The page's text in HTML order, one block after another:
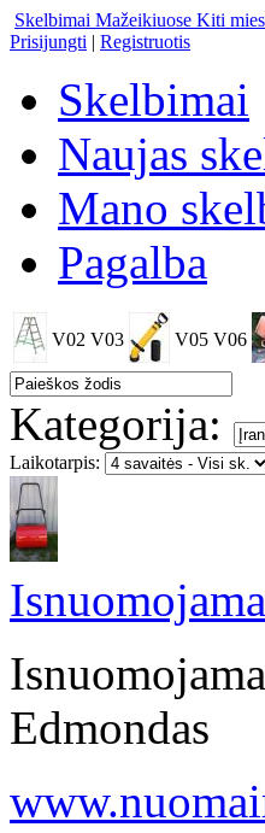
Skelbimai Mažeikiuose Kiti
Prisijungti | Registruotis
Skelbimai
Naujas
Mano
Pagalba
V02 V03 V05 V06
Kategorija:
Laikotarpis:
Edmondas